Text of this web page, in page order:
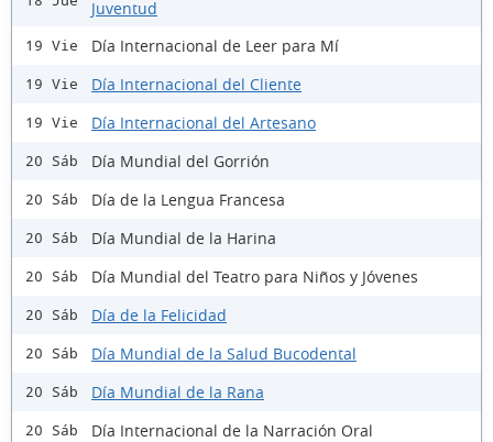
Juventud
19 Vie Día Internacional de Leer para Mí
19 Vie Día Internacional del Cliente
19 Vie Día Internacional del Artesano
20 Sáb Día Mundial del Gorrión
20 Sáb Día de la Lengua Francesa
20 Sáb Día Mundial de la Harina
20 Sáb Día Mundial del Teatro para Niños y Jóvenes
20 Sáb Día de la Felicidad
20 Sáb Día Mundial de la Salud Bucodental
20 Sáb Día Mundial de la Rana
20 Sáb Día Internacional de la Narración Oral